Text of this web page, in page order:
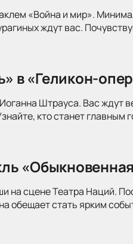
«Война и мир».
ждут вас.
в «Геликон-
Штрауса. Вас ждут
кто станет главным
на сцене Театра Наций.
обещает стать ярким